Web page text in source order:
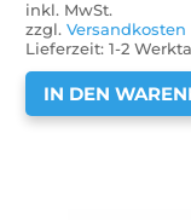
inkl. MwSt.
zzgl.Versandkosten
Lieferzeit:1-2
IN DEN